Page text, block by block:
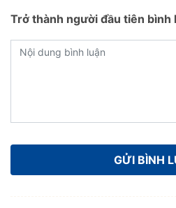
Trở thành người đầu tiên bình